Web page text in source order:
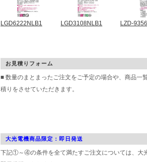
LGD6222NLB1 LGD3108NLB1 LZD-
お見積りフォーム
■ 数量のまとまったご注文をご予定の場合や、商品一
積りをさせていただきます。
大光電機商品限定：即日発送
下記①～④の条件を全て満たすご注文については、大